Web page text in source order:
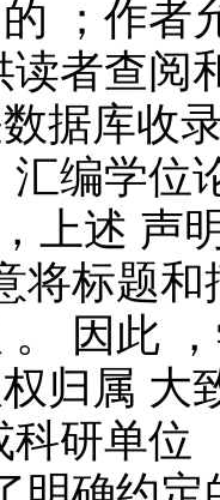
；作者
者查阅
据库收
编学位
上述
将标题
因此
权归属
研单位